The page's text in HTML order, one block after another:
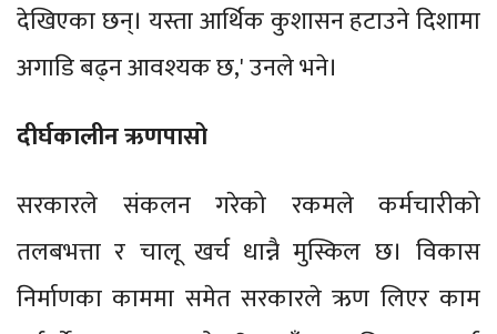
देखिएका छन्। यस्ता आर्थिक कुशासन हटाउने दिशामा
अगाडि बढ्न आवश्यक छ,' उनले भने।
दीर्घकालीन ऋणपासो
सरकारले संकलन गरेको रकमले कर्मचारीको
तलबभत्ता र चालू खर्च धान्नै मुस्किल छ। विकास
निर्माणका काममा समेत सरकारले ऋण लिएर काम